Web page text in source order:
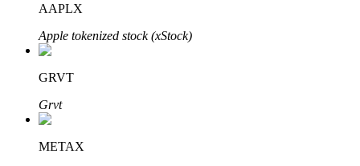
Staking 101
Tìm hiểu về kiếm thu nhập thụ động
AAPLX
Apple tokenized stock (xStock)
GRVT
Grvt
METAX